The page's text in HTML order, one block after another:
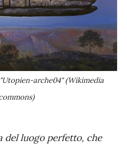
arche04" (Wikimedia
del luogo perfetto, che